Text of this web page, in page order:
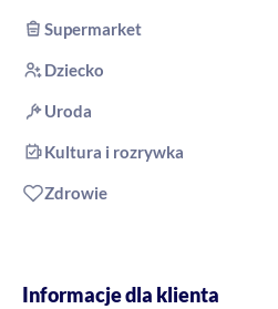
Supermarket
Dziecko
Uroda
Kultura i rozrywka
Zdrowie
Informacje dla klienta